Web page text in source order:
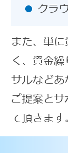
クラ
また、単
く、資金
サルなど
ご提案と
て頂きます。